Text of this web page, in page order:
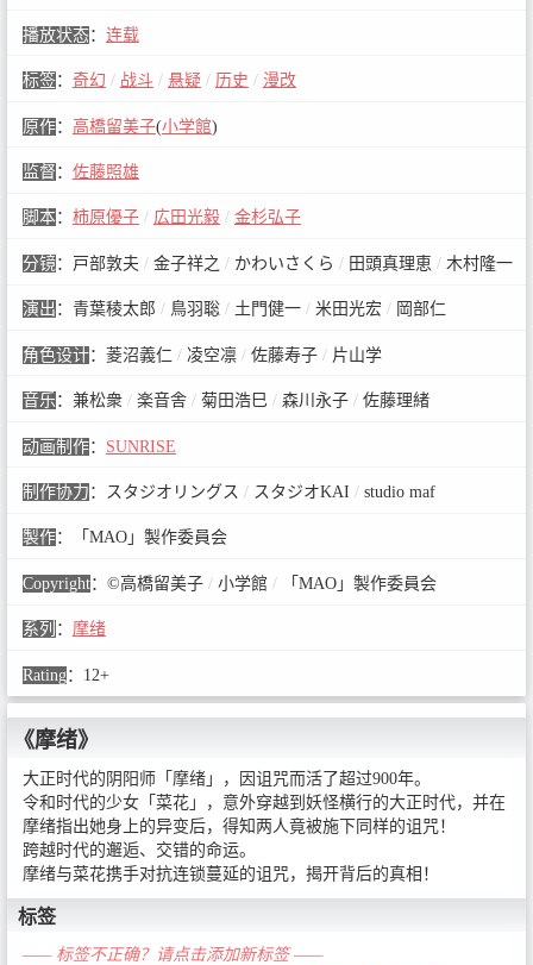
播放状态： 连载
标签： 奇幻 / 战斗 / 悬疑 / 历史 / 漫改
原作： 高橋留美子(小学館)
监督 ： 佐藤照雄
脚本： 柿原優子 / 広田光毅 / 金杉弘子
分镜： 戸部敦夫 /金子祥之 /かわいさくら /田頭真理恵 /木村隆一
演出 ： 青葉稜太郎 /鳥羽聡 /土門健一 /米田光宏 /岡部仁
角色设计： 菱沼義仁 /凌空凛 /佐藤寿子 /片山学
音乐 ： 兼松衆 /楽音舎 /菊田浩巳 /森川永子 /佐藤理緒
动画制作： SUNRISE
制作协力 ： スタジオリングス /スタジオKAI /studio maf
製作： 「MAO」製作委員会
Copyright： ©高橋留美子 /小学館 /「MAO」製作委員会
系列 ： 摩绪
Rating： 12+
《摩绪》
大正时代的阴阳师「摩绪」，因诅咒而活了超过900年。
令和时代的少女「菜花」，意外穿越到妖怪横行的大正时代，并在
摩绪指出她身上的异变后，得知两人竟被施下同样的诅咒！
跨越时代的邂逅、交错的命运。
摩绪与菜花携手对抗连锁蔓延的诅咒，揭开背后的真相！
标签
—— 标签不正确？请点击添加新标签 ——